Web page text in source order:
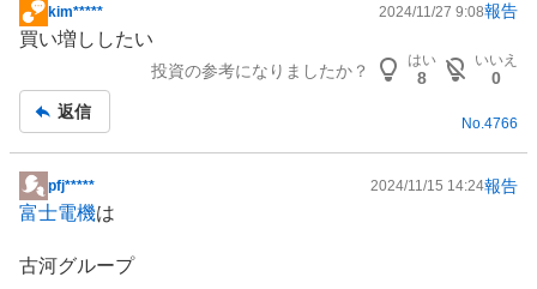
掲
示
事
kim***** 2024/11/27 9:08報告
買い増ししたい
投資の参考になりましたか？
はい
8
いいえ
0
返信
No.4766
掲
示
記
pfj***** 2024/11/15 14:24報告
富士電機は
古河グループ